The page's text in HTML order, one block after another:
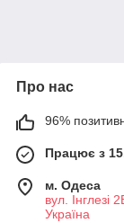
Про нас
96%
Працює з
м. Одеса
вул. Інглезі
Україна